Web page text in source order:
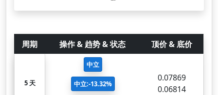
周期 操作 & 趋势 & 状态 顶价 & 底价
5 天
中立
中立:-13.32%
0.07869
0.06814